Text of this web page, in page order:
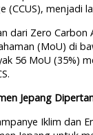
(CCUS), menjadi
dari Zero Carbon
(MoU) di
56 MoU (35%)
Jepang
Iklim dan